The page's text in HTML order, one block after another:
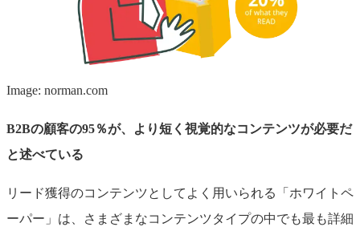
Image: norman.com
B2Bの顧客の95％が、より短く視覚的なコンテンツが必要だ
と述べている
リード獲得のコンテンツとしてよく用いられる「ホワイトペ
ーパー」は、さまざまなコンテンツタイプの中でも最も詳細